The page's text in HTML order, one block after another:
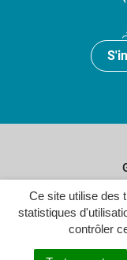
Ce site utilise des
statistiques
contrôler